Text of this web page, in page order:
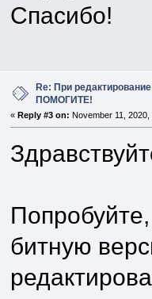
Спасибо!
Re: При
ПОМОГИТЕ!
« Reply #3 on: November 11, 2020,
битную